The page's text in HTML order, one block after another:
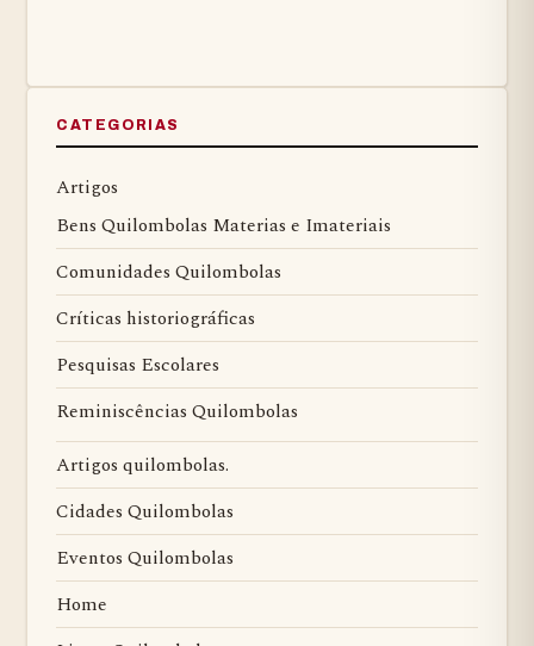
CATEGORIAS
Artigos
Bens Quilombolas Materias e Imateriais
Comunidades Quilombolas
Críticas historiográficas
Pesquisas Escolares
Reminiscências Quilombolas
Artigos quilombolas.
Cidades Quilombolas
Eventos Quilombolas
Home